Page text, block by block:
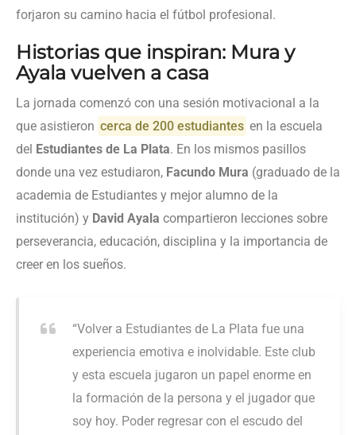
forjaron su camino hacia el fútbol profesional.
Historias que inspiran: Mura y
Ayala vuelven a casa
La jornada comenzó con una sesión motivacional a la
que asistieron cerca de 200 estudiantes en la escuela
del Estudiantes de La Plata. En los mismos pasillos
donde una vez estudiaron, Facundo Mura (graduado de la
academia de Estudiantes y mejor alumno de la
institución) y David Ayala compartieron lecciones sobre
perseverancia, educación, disciplina y la importancia de
creer en los sueños.
“Volver a Estudiantes de La Plata fue una
experiencia emotiva e inolvidable. Este club
y esta escuela jugaron un papel enorme en
la formación de la persona y el jugador que
soy hoy. Poder regresar con el escudo del